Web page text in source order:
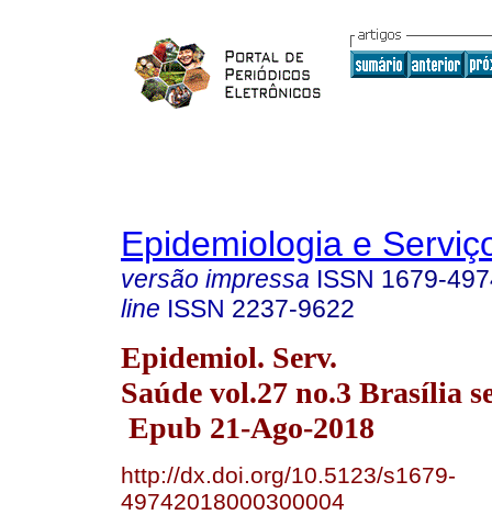
Epidemiologia e
versão impressa ISSN 1679-
line ISSN 2237-9622
Epidemiol. Serv.
Saúde vol.27 no.3 Brasília
Epub 21-Ago-2018
http://dx.doi.org/10.5123/s1679-
49742018000300004